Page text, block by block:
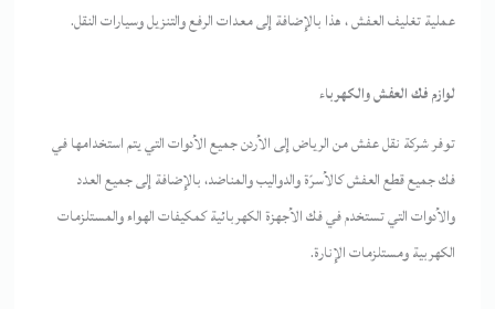
عملية تغليف العفش ، هذا بالإضافة إلى معدات الرفع والتنزيل وسيارات النقل.
لوازم فك العفش والكهرباء
توفر شركة نقل عفش من الرياض إلى الأردن جميع الأدوات التي يتم استخدامها في
فك جميع قطع العفش كالأسرّة والدواليب والمناضد، بالإضافة إلى جميع العدد
والأدوات التي تستخدم في فك الأجهزة الكهربائية كمكيفات الهواء والمستلزمات
الكهربية ومستلزمات الإنارة.